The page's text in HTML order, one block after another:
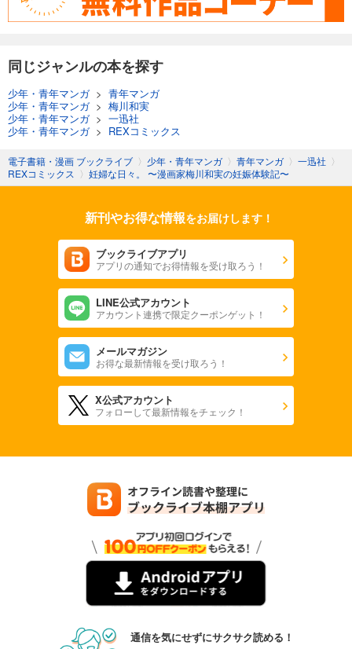
同じジャンルの本を探す
少年・青年マンガ> 青年マンガ
少年・青年マンガ> 梅川和実
少年・青年マンガ> 一迅社
少年・青年マンガ> REXコミックス
電子書籍・漫画 ブックライブ 〉 少年・青年マンガ 〉 青年マンガ 〉 一迅社 〉
REXコミックス 〉 妊婦な日々。 〜漫画家梅川和実の妊娠体験記〜
新刊やお得な情報をお届けします！
ブックライブアプリ
アプリの通知でお得情報を受け取ろう！
LINE公式アカウント
アカウント連携で限定クーポンゲット！
メールマガジン
お得な最新情報を受け取ろう！
X公式アカウント
フォローして最新情報をチェック！
通信を気にせずにサクサク読める！